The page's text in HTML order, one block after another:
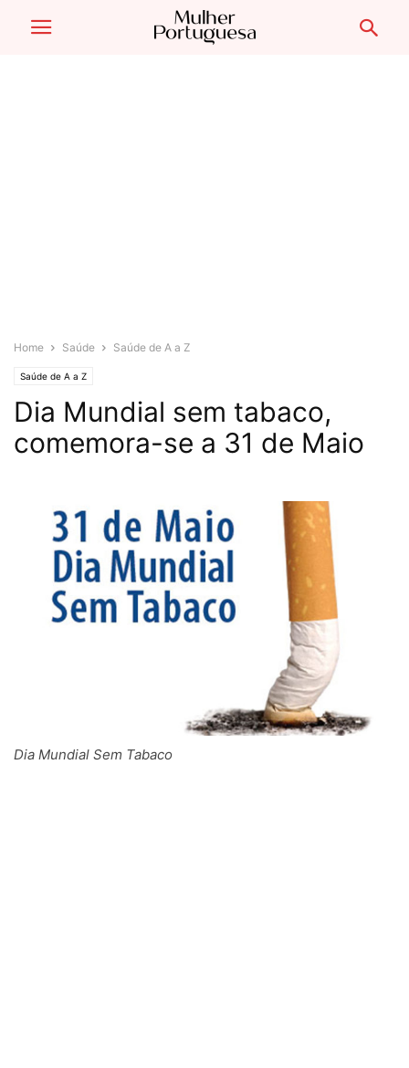
Home Saúde Saúde de A a Z
Saúde de A a Z
Dia Mundial sem tabaco,
comemora-se a 31 de Maio
Dia Mundial Sem Tabaco